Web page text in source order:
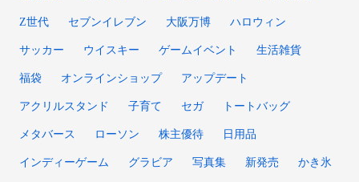
Z世代 セブンイレブン 大阪万博 ハロウィン
サッカー ウイスキー ゲームイベント 生活雑貨
福袋 オンラインショップ アップデート
アクリルスタンド 子育て セガ トートバッグ
メタバース ローソン 株主優待 日用品
インディーゲーム グラビア 写真集 新発売 かき氷